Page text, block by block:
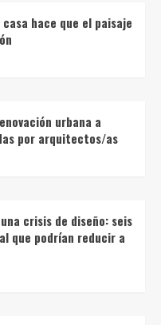
hace que el paisaje
urbana a
por arquitectos/as
crisis de diseño: seis
que podrían reducir a